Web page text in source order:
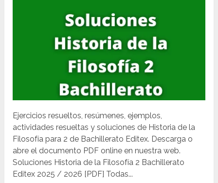
Ejercicios resueltos, resúmenes, ejemplos,
actividades resueltas y soluciones de Historia de la
Filosofía para 2 de Bachillerato Editex. Descarga o
abre el documento PDF online en nuestra web.
Soluciones Historia de la Filosofía 2 Bachillerato
Editex 2025 / 2026 [PDF] Todas...